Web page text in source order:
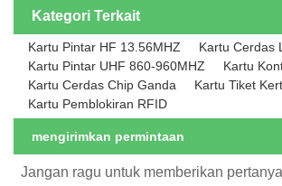
Kategori Terkait
Kartu Pintar HF 13.56MHZ
Kartu Cerdas
Kartu Pintar UHF 860-960MHZ
Kartu
Kartu Cerdas Chip Ganda
Kartu Tiket
Kartu Pemblokiran RFID
mengirimkan permintaan
Jangan ragu untuk memberikan